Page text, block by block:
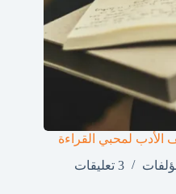
الأدب لمحبي القراءة
3 تعليقات